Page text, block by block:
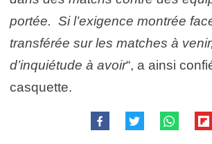
portée. Si l’exigence montrée
transférée sur les matches à
d’inquiétude à avoir“, a ainsi
casquette.